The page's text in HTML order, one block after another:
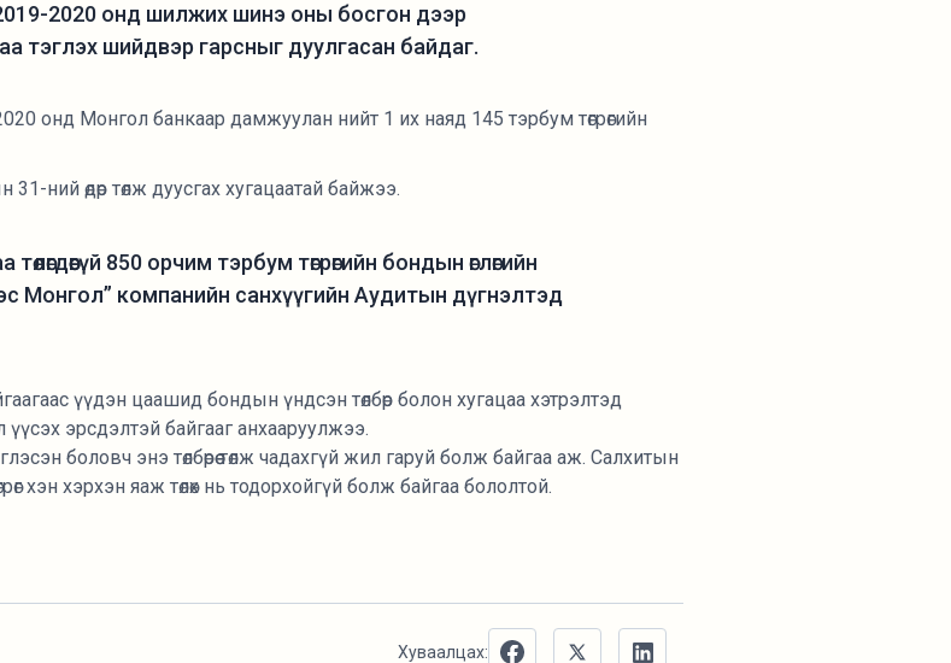
2019-2020 онд шилжих шинэ оны босгон дээр
тэглэх шийдвэр гарсныг дуулгасан байдаг.
онд Монгол банкаар дамжуулан нийт 1 их наяд 145 тэрбум төгрөгийн
ний өдөр төлж дуусгах хугацаатай байжээ.
850 орчим тэрбум төгрөгийн бондын өглөгийн
Монгол” компанийн санхүүгийн Аудитын дүгнэлтэд
үүдэн цаашид бондын үндсэн төлбөр болон хугацаа хэтрэлтэд
эрсдэлтэй байгааг анхааруулжээ.
боловч энэ төлбөрөө төлж чадахгүй жил гаруй болж байгаа аж. Салхитын
хэн хэрхэн яаж төлөх нь тодорхойгүй болж байгаа бололтой.
Хуваалцах: